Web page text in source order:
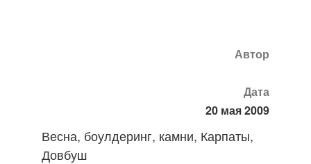
Автор
Дата
20 мая 2009
Весна, боулдеринг, камни, Карпаты,
Довбуш